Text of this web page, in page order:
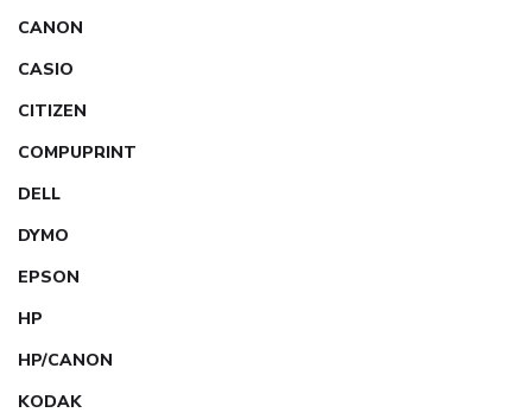
CANON
CASIO
CITIZEN
COMPUPRINT
DELL
DYMO
EPSON
HP
HP/CANON
KODAK